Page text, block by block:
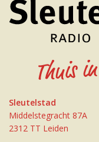
Sleutelstad
Middelstegracht 87A
2312 TT Leiden